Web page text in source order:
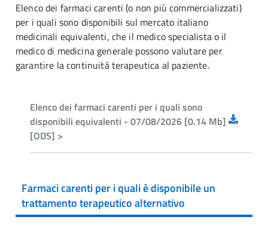
Elenco dei farmaci carenti (o non più commercializzati)
per i quali sono disponibili sul mercato italiano
medicinali equivalenti, che il medico specialista o il
medico di medicina generale possono valutare per
garantire la continuità terapeutica al paziente.
Elenco dei farmaci carenti per i quali sono
disponibili equivalenti - 07/08/2026 [0.14 Mb]
[ODS] >
Farmaci carenti per i quali è disponibile un
trattamento terapeutico alternativo